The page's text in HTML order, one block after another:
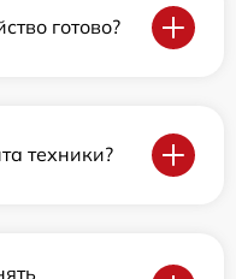
готово?
техники?